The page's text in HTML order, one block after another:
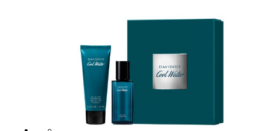
Matita Labbra
Gloss
Smalto
Smalto Effetti Speciali